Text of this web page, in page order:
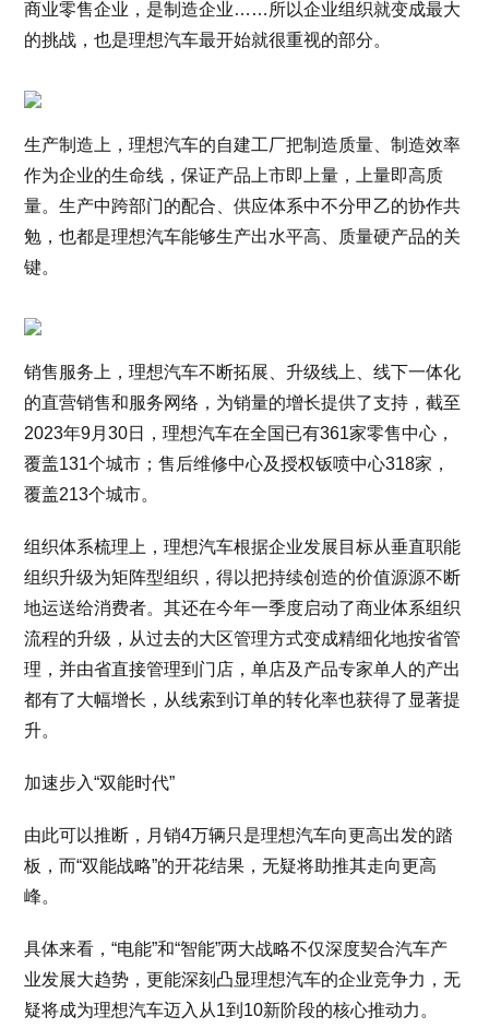
商业零售企业，是制造企业……所以企业组织就变成最大
的挑战，也是理想汽车最开始就很重视的部分。
生产制造上，理想汽车的自建工厂把制造质量、制造效率
作为企业的生命线，保证产品上市即上量，上量即高质
量。生产中跨部门的配合、供应体系中不分甲乙的协作共
勉，也都是理想汽车能够生产出水平高、质量硬产品的关
键。
销售服务上，理想汽车不断拓展、升级线上、线下一体化
的直营销售和服务网络，为销量的增长提供了支持，截至
2023年9月30日，理想汽车在全国已有361家零售中心，
覆盖131个城市；售后维修中心及授权钣喷中心318家，
覆盖213个城市。
组织体系梳理上，理想汽车根据企业发展目标从垂直职能
组织升级为矩阵型组织，得以把持续创造的价值源源不断
地运送给消费者。其还在今年一季度启动了商业体系组织
流程的升级，从过去的大区管理方式变成精细化地按省管
理，并由省直接管理到门店，单店及产品专家单人的产出
都有了大幅增长，从线索到订单的转化率也获得了显著提
升。
加速步入“双能时代”
由此可以推断，月销4万辆只是理想汽车向更高出发的踏
板，而“双能战略”的开花结果，无疑将助推其走向更高
峰。
具体来看，“电能”和“智能”两大战略不仅深度契合汽车产
业发展大趋势，更能深刻凸显理想汽车的企业竞争力，无
疑将成为理想汽车迈入从1到10新阶段的核心推动力。